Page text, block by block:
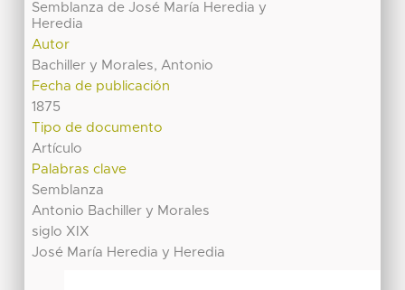
Semblanza de José María Heredia y
Heredia
Autor
Bachiller y Morales, Antonio
Fecha de publicación
1875
Tipo de documento
Artículo
Palabras clave
Semblanza
Antonio Bachiller y Morales
siglo XIX
José María Heredia y Heredia